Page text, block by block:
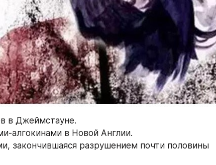
в Джеймстауне.
алгокинами в Новой Англии.
закончившаяся разрушением почти половины